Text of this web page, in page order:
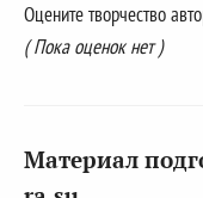
Оцените творчество
( Пока оценок нет )
Материал